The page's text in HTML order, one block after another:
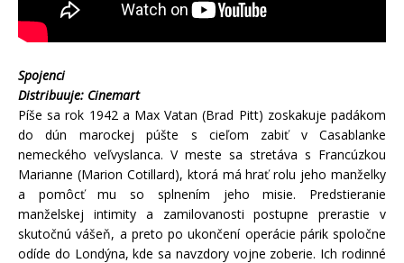
Spojenci
Distribuuje: Cinemart
Píše sa rok 1942 a Max Vatan (Brad Pitt) zoskakuje padákom
do dún marockej púšte s cieľom zabiť v Casablanke
nemeckého veľvyslanca. V meste sa stretáva s Francúzkou
Marianne (Marion Cotillard), ktorá má hrať rolu jeho manželky
a pomôcť mu so splnením jeho misie. Predstieranie
manželskej intimity a zamilovanosti postupne prerastie v
skutočnú vášeň, a preto po ukončení operácie párik spoločne
odíde do Londýna, kde sa navzdory vojne zoberie. Ich rodinné